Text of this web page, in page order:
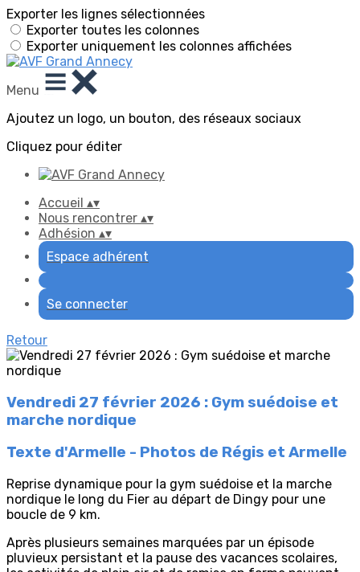
Exporter les lignes sélectionnées
Exporter toutes les colonnes
Exporter uniquement les colonnes affichées
Menu
Ajoutez un logo, un bouton, des réseaux sociaux
Cliquez pour éditer
Accueil ▴▾
Nous rencontrer ▴▾
Adhésion ▴▾
Espace adhérent
Se connecter
Retour
Vendredi 27 février 2026 : Gym suédoise et
marche nordique
Texte d'Armelle - Photos de Régis et Armelle
Reprise dynamique pour la gym suédoise et la marche
nordique le long du Fier au départ de Dingy pour une
boucle de 9 km.
Après plusieurs semaines marquées par un épisode
pluvieux persistant et la pause des vacances scolaires,